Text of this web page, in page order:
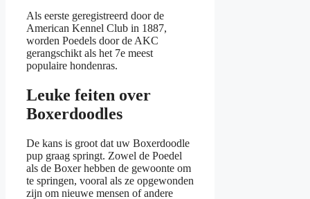
Als eerste geregistreerd door de
American Kennel Club in 1887,
worden Poedels door de AKC
gerangschikt als het 7e meest
populaire hondenras.
Leuke feiten over
Boxerdoodles
De kans is groot dat uw Boxerdoodle
pup graag springt. Zowel de Poedel
als de Boxer hebben de gewoonte om
te springen, vooral als ze opgewonden
zijn om nieuwe mensen of andere